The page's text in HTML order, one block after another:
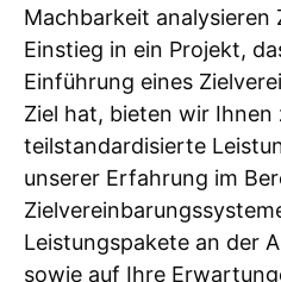
Machbarkeit analysieren
Einstieg in ein Projekt,
Einführung eines
Ziel hat, bieten wir Ihnen
teilstandardisierte
unserer Erfahrung im
Leistungspakete an der
sowie auf Ihre